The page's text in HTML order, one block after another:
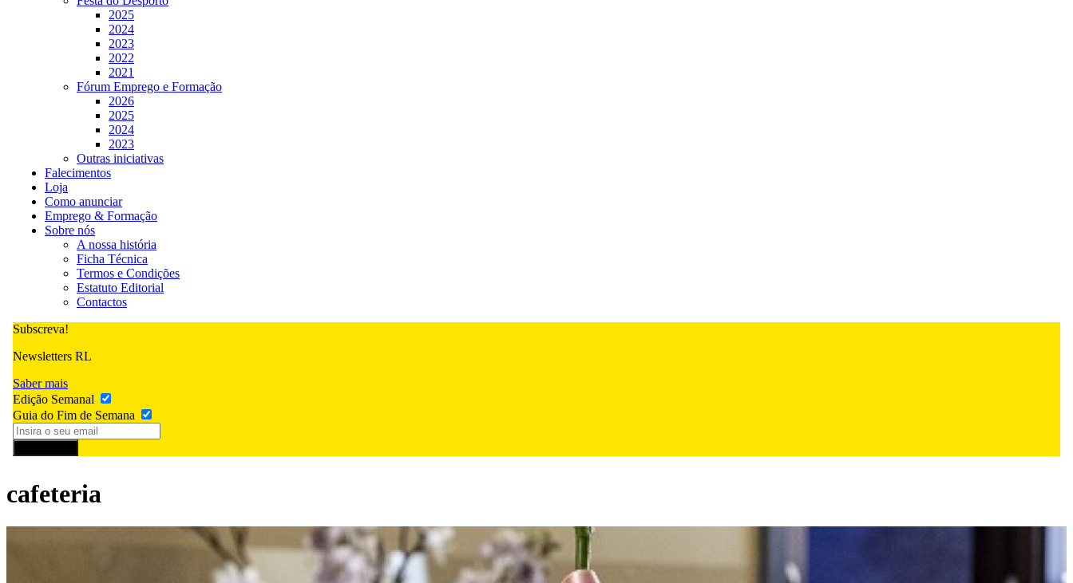
2025
2024
2023
2022
2021
Fórum Emprego e Formação
2026
2025
2024
2023
Outras iniciativas
Falecimentos
Loja
Como anunciar
Emprego & Formação
Sobre nós
A nossa história
Ficha Técnica
Termos e Condições
Estatuto Editorial
Contactos
Subscreva!
Newsletters RL
Saber mais
Edição Semanal
Guia do Fim de Semana
cafeteria